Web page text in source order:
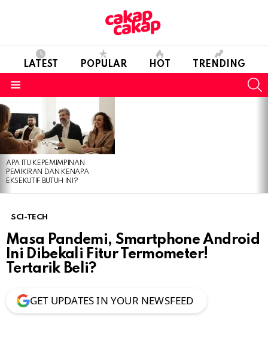
LATEST POPULAR HOT TRENDING
LATEST
STORIES
APA ITU KEPEMIMPINAN
PEMIKIRAN DAN KENAPA
EKSEKUTIF BUTUH INI?
SCI-TECH
Masa Pandemi, Smartphone Android
Ini Dibekali Fitur Termometer!
Tertarik Beli?
GET UPDATES IN YOUR NEWSFEED